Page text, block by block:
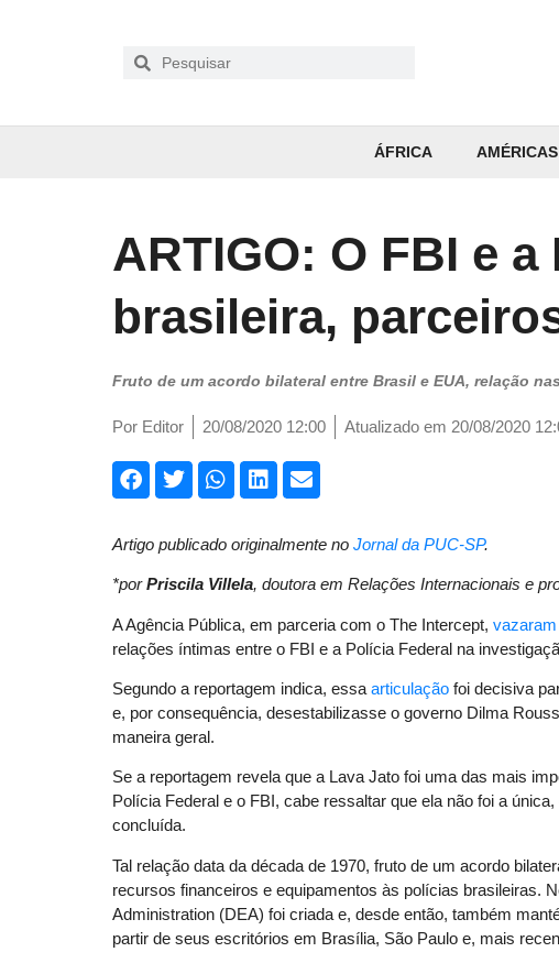
ÁFRICA AMÉRICAS
ARTIGO: O FBI e
brasileira,
Fruto de um acordo bilateral entre Brasil e EUA, relação
Por Editor 20/08/2020 12:00 Atualizado em 20/08/2020
Artigo publicado originalmente no Jornal da PUC-SP.
*porPriscila Villela, doutora em Relações Internacionais e
A Agência Pública, em parceria com o The Intercept, vazaram
relações íntimas entre o FBI e a Polícia Federal na
Segundo a reportagem indica, essa articulação foi decisiva
e, por consequência, desestabilizasse o governo Dilma
maneira geral.
Se a reportagem revela que a Lava Jato foi uma das mais
Polícia Federal e o FBI, cabe ressaltar que ela não foi a
concluída.
Tal relação data da década de 1970, fruto de um acordo
recursos financeiros e equipamentos às polícias brasileiras.
Administration (DEA) foi criada e, desde então, também
partir de seus escritórios em Brasília, São Paulo e, mais